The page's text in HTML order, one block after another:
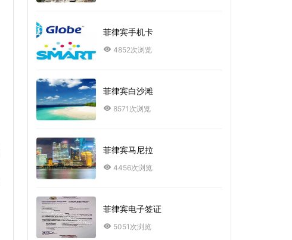
菲律宾手机卡
4852次浏览
菲律宾白沙滩
8571次浏览
菲律宾马尼拉
4456次浏览
菲律宾电子签证
5051次浏览